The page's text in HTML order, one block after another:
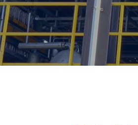
サステナビリティ
投資家情報